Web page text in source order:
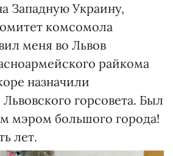
Западную Украину,
комсомола
меня во Львов
райкома
назначили
горсовета. Был
мэром большого города!
лет.